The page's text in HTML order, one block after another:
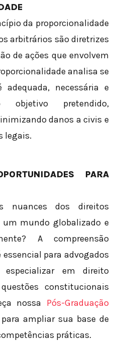
da proporcionalidade
arbitrários são diretrizes
de ações que envolvem
analisa se
necessária e
objetivo pretendido,
danos a civis e
legais.
PARA
nuances dos direitos
mundo globalizado e
A compreensão
para advogados
em direito
constitucionais
nossa Pós-Graduação
para ampliar sua base de
práticas.